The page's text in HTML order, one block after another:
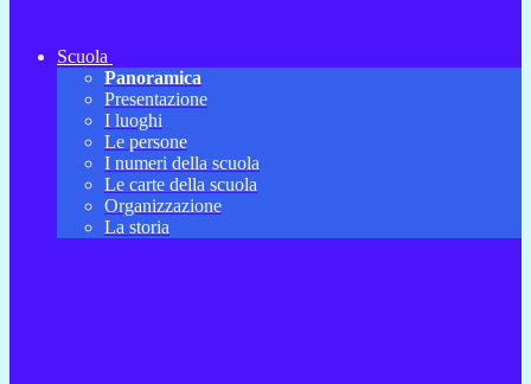
Scuola
Panoramica
Presentazione
I luoghi
Le persone
I numeri della scuola
Le carte della scuola
Organizzazione
La storia